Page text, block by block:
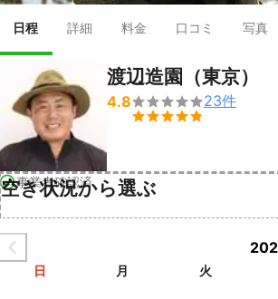
日程 詳細 料金 口コミ 写真
事業者確認済
渡辺造園（東京）
4.8

23件
空き状況から選ぶ
日 月 火